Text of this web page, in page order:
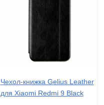
Чехол-книжка Gelius Leather
для Xiaomi Redmi 9 Black